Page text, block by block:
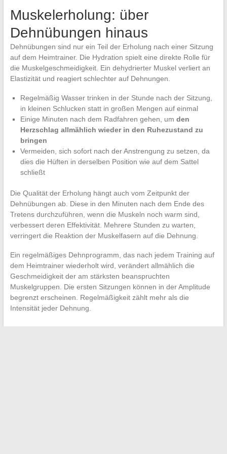
Muskelerholung: über
Dehnübungen hinaus
Dehnübungen sind nur ein Teil der Erholung nach einer Sitzung
auf dem Heimtrainer. Die Hydration spielt eine direkte Rolle für
die Muskelgeschmeidigkeit. Ein dehydrierter Muskel verliert an
Elastizität und reagiert schlechter auf Dehnungen.
Regelmäßig Wasser trinken in der Stunde nach der Sitzung,
in kleinen Schlucken statt in großen Mengen auf einmal
Einige Minuten nach dem Radfahren gehen, um den
Herzschlag allmählich wieder in den Ruhezustand zu
bringen
Vermeiden, sich sofort nach der Anstrengung zu setzen, da
dies die Hüften in derselben Position wie auf dem Sattel
schließt
Die Qualität der Erholung hängt auch vom Zeitpunkt der
Dehnübungen ab. Diese in den Minuten nach dem Ende des
Tretens durchzuführen, wenn die Muskeln noch warm sind,
verbessert deren Effektivität. Mehrere Stunden zu warten,
verringert die Reaktion der Muskelfasern auf die Dehnung.
Ein regelmäßiges Dehnprogramm, das nach jedem Training auf
dem Heimtrainer wiederholt wird, verändert allmählich die
Geschmeidigkeit der am stärksten beanspruchten
Muskelgruppen. Die ersten Sitzungen können in der Amplitude
begrenzt erscheinen. Regelmäßigkeit zählt mehr als die
Intensität jeder Dehnung.